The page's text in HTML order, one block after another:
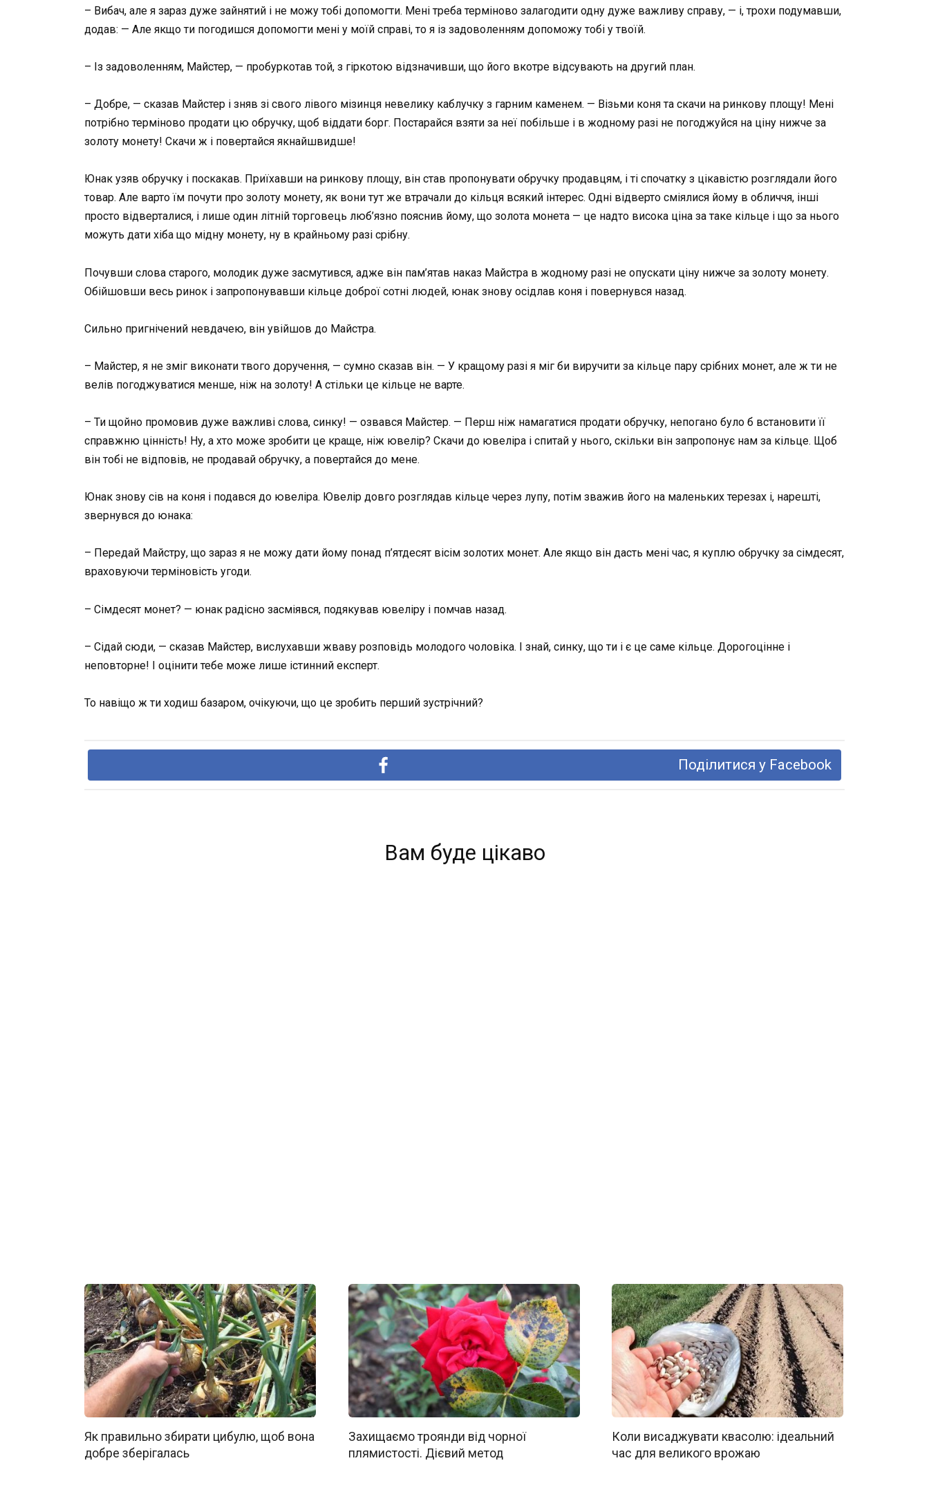
– Вибач, але я зараз дуже зайнятий і не можу тобі допомогти. Мені треба терміново залагодити одну дуже важливу справу, — і, трохи подумавши,
додав: — Але якщо ти погодишся допомогти мені у моїй справі, то я із задоволенням допоможу тобі у твоїй.
– Із задоволенням, Майстер, — пробуркотав той, з гіркотою відзначивши, що його вкотре відсувають на другий план.
– Добре, — сказав Майстер і зняв зі свого лівого мізинця невелику каблучку з гарним каменем. — Візьми коня та скачи на ринкову площу! Мені
потрібно терміново продати цю обручку, щоб віддати борг. Постарайся взяти за неї побільше і в жодному разі не погоджуйся на ціну нижче за
золоту монету! Скачи ж і повертайся якнайшвидше!
Юнак узяв обручку і поскакав. Приїхавши на ринкову площу, він став пропонувати обручку продавцям, і ті спочатку з цікавістю розглядали його
товар. Але варто їм почути про золоту монету, як вони тут же втрачали до кільця всякий інтерес. Одні відверто сміялися йому в обличчя, інші
просто відверталися, і лише один літній торговець люб’язно пояснив йому, що золота монета — це надто висока ціна за таке кільце і що за нього
можуть дати хіба що мідну монету, ну в крайньому разі срібну.
Почувши слова старого, молодик дуже засмутився, адже він пам’ятав наказ Майстра в жодному разі не опускати ціну нижче за золоту монету.
Обійшовши весь ринок і запропонувавши кільце доброї сотні людей, юнак знову осідлав коня і повернувся назад.
Сильно пригнічений невдачею, він увійшов до Майстра.
– Майстер, я не зміг виконати твого доручення, — сумно сказав він. — У кращому разі я міг би виручити за кільце пару срібних монет, але ж ти не
велів погоджуватися менше, ніж на золоту! А стільки це кільце не варте.
– Ти щойно промовив дуже важливі слова, синку! — озвався Майстер. — Перш ніж намагатися продати обручку, непогано було б встановити її
справжню цінність! Ну, а хто може зробити це краще, ніж ювелір? Скачи до ювеліра і спитай у нього, скільки він запропонує нам за кільце. Щоб
він тобі не відповів, не продавай обручку, а повертайся до мене.
Юнак знову сів на коня і подався до ювеліра. Ювелір довго розглядав кільце через лупу, потім зважив його на маленьких терезах і, нарешті,
звернувся до юнака:
– Передай Майстру, що зараз я не можу дати йому понад п’ятдесят вісім золотих монет. Але якщо він дасть мені час, я куплю обручку за сімдесят,
враховуючи терміновість угоди.
– Сімдесят монет? — юнак радісно засміявся, подякував ювеліру і помчав назад.
– Сідай сюди, — сказав Майстер, вислухавши жваву розповідь молодого чоловіка. І знай, синку, що ти і є це саме кільце. Дорогоцінне і
неповторне! І оцінити тебе може лише істинний експерт.
То навіщо ж ти ходиш базаром, очікуючи, що це зробить перший зустрічний?
Поділитися у Facebook
Вам буде цікаво
Як правильно збирати цибулю, щоб вона
добре зберігалась
Захищаємо троянди від чорної
плямистості. Дієвий метод
Коли висаджувати квасолю: ідеальний
час для великого врожаю